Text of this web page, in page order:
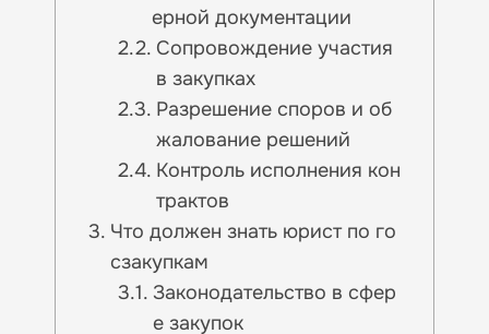
ерной документации
Сопровождение участия
в закупках
Разрешение споров и об
жалование решений
Контроль исполнения кон
трактов
Что должен знать юрист по го
сзакупкам
Законодательство в сфер
е закупок